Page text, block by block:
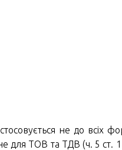
не до всіх
для ТОВ та ТДВ (ч. 5 ст.